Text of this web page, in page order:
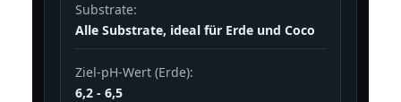
Substrate:
Alle Substrate, ideal für Erde und Coco
Ziel-pH-Wert (Erde):
6,2 - 6,5